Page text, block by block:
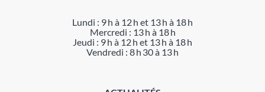
Lundi : 9 h à 12 h et 13 h à 18 h
Mercredi : 13 h à 18 h
Jeudi : 9 h à 12 h et 13 h à 18 h
Vendredi : 8 h 30 à 13 h